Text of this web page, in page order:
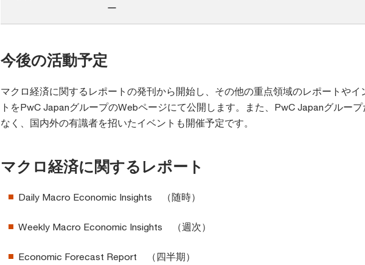
ー
今後の活動予定
マクロ経済に関するレポートの発刊から開始し、その他の重点領域のレポートやイ
トをPwC JapanグループのWebページにて公開します。また、PwC Japanグルー
なく、国内外の有識者を招いたイベントも開催予定です。
マクロ経済に関するレポート
Daily Macro Economic Insights （随時）
Weekly Macro Economic Insights （週次）
Economic Forecast Report （四半期）